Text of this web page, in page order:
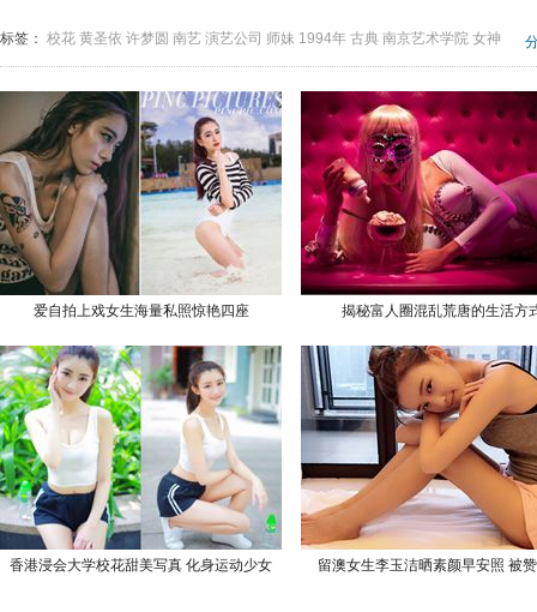
标签： 校花 黄圣依 许梦圆 南艺 演艺公司 师妹 1994年 古典 南京艺术学院 女神
爱自拍上戏女生海量私照惊艳四座
香港浸会大学校花甜美写真 化身运动少女
揭秘富人圈混乱荒唐的生活方
留澳女生李玉洁晒素颜早安照 被